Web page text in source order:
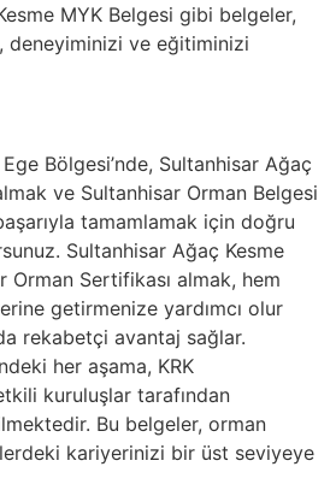
MYK Belgesi gibi belgeler,
deneyiminizi ve eğitiminizi
Bölgesi’nde, Sultanhisar Ağaç
ve Sultanhisar Orman Belgesi
tamamlamak için doğru
Sultanhisar Ağaç Kesme
Orman Sertifikası almak, hem
getirmenize yardımcı olur
rekabetçi avantaj sağlar.
her aşama, KRK
kuruluşlar tarafından
Bu belgeler, orman
kariyerinizi bir üst seviyeye